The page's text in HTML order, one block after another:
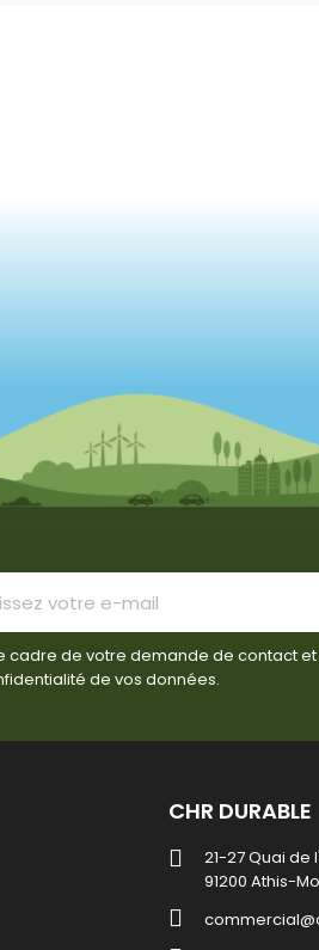
cadre de votre demande de contact
de vos données.
CHR DURABLE
21-27 Quai de
91200 Athis-